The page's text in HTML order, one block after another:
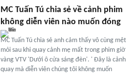
MC Tuấn Tú chia sẻ về cảnh phim
không diễn viên nào muốn đóng
MC Tuấn Tú chia sẻ anh cảm thấy vô cùng mệt
mỏi sau khi quay cảnh mẹ mất trong phim giờ
vàng VTV 'Dưới ô cửa sáng đèn'. ' Đây là cảnh
quay mà diễn viên chúng tôi không muốn